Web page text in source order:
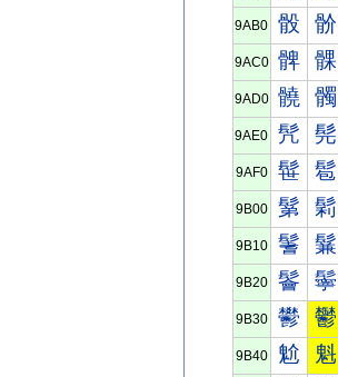
9AB0 骰 骱
9AC0 髀 髁
9AD0 髐 髑
9AE0 髠 髡
9AF0 髰 髱
9B00 鬀 鬁
9B10 鬐 鬑
9B20 鬠 鬡
9B30 鬰 鬱
9B40 魀 魁